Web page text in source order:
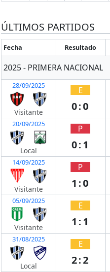
ÚLTIMOS PARTIDOS
Fecha Resultado
2025 - PRIMERA NACIONAL
28/09/2025
Visitante
E
0:0
20/09/2025
Local
P
0:1
14/09/2025
Visitante
P
1:0
05/09/2025
Visitante
E
1:1
31/08/2025
Local
E
2:2